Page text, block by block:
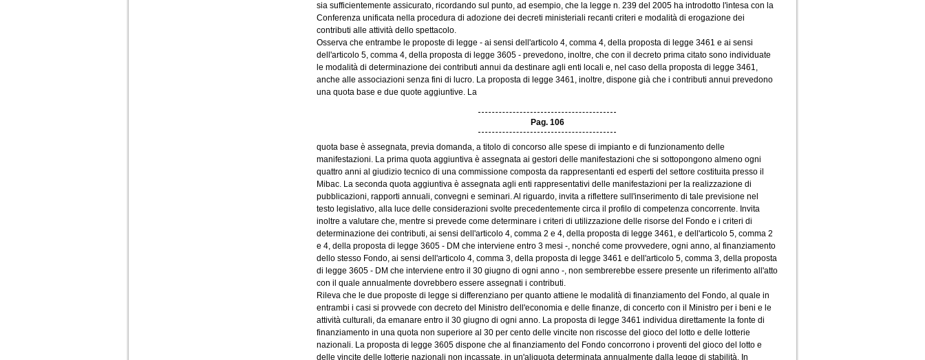
sia sufficientemente assicurato, ricordando sul punto, ad esempio, che la legge n. 239 del 2005 ha introdotto l'intesa con la
Conferenza unificata nella procedura di adozione dei decreti ministeriali recanti criteri e modalità di erogazione dei
contributi alle attività dello spettacolo.
Osserva che entrambe le proposte di legge - ai sensi dell'articolo 4, comma 4, della proposta di legge 3461 e ai sensi
dell'articolo 5, comma 4, della proposta di legge 3605 - prevedono, inoltre, che con il decreto prima citato sono individuate
le modalità di determinazione dei contributi annui da destinare agli enti locali e, nel caso della proposta di legge 3461,
anche alle associazioni senza fini di lucro. La proposta di legge 3461, inoltre, dispone già che i contributi annui prevedono
una quota base e due quote aggiuntive. La
Pag. 106
quota base è assegnata, previa domanda, a titolo di concorso alle spese di impianto e di funzionamento delle
manifestazioni. La prima quota aggiuntiva è assegnata ai gestori delle manifestazioni che si sottopongono almeno ogni
quattro anni al giudizio tecnico di una commissione composta da rappresentanti ed esperti del settore costituita presso il
Mibac. La seconda quota aggiuntiva è assegnata agli enti rappresentativi delle manifestazioni per la realizzazione di
pubblicazioni, rapporti annuali, convegni e seminari. Al riguardo, invita a riflettere sull'inserimento di tale previsione nel
testo legislativo, alla luce delle considerazioni svolte precedentemente circa il profilo di competenza concorrente. Invita
inoltre a valutare che, mentre si prevede come determinare i criteri di utilizzazione delle risorse del Fondo e i criteri di
determinazione dei contributi, ai sensi dell'articolo 4, comma 2 e 4, della proposta di legge 3461, e dell'articolo 5, comma 2
e 4, della proposta di legge 3605 - DM che interviene entro 3 mesi -, nonché come provvedere, ogni anno, al finanziamento
dello stesso Fondo, ai sensi dell'articolo 4, comma 3, della proposta di legge 3461 e dell'articolo 5, comma 3, della proposta
di legge 3605 - DM che interviene entro il 30 giugno di ogni anno -, non sembrerebbe essere presente un riferimento all'atto
con il quale annualmente dovrebbero essere assegnati i contributi.
Rileva che le due proposte di legge si differenziano per quanto attiene le modalità di finanziamento del Fondo, al quale in
entrambi i casi si provvede con decreto del Ministro dell'economia e delle finanze, di concerto con il Ministro per i beni e le
attività culturali, da emanare entro il 30 giugno di ogni anno. La proposta di legge 3461 individua direttamente la fonte di
finanziamento in una quota non superiore al 30 per cento delle vincite non riscosse del gioco del lotto e delle lotterie
nazionali. La proposta di legge 3605 dispone che al finanziamento del Fondo concorrono i proventi del gioco del lotto e
delle vincite delle lotterie nazionali non incassate, in un'aliquota determinata annualmente dalla legge di stabilità. In